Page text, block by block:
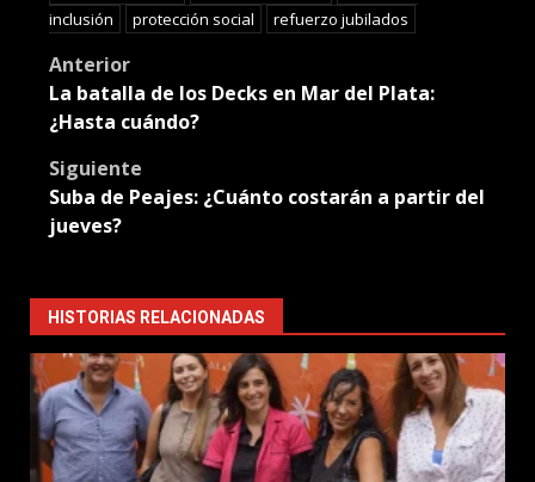
inclusión
protección social refuerzo jubilados
Post
navigation
Anterior
La batalla de los Decks en Mar del Plata:
¿Hasta cuándo?
Siguiente
Suba de Peajes: ¿Cuánto costarán a partir del
jueves?
HISTORIAS RELACIONADAS